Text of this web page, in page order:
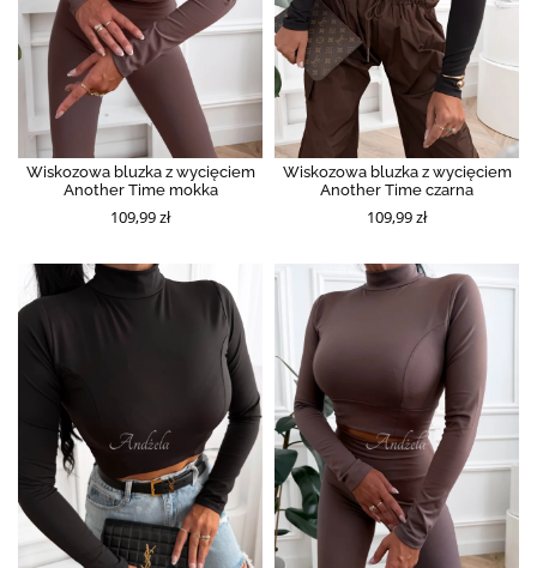
Wiskozowa bluzka z wycięciem
Another Time mokka
109,99 zł
Wiskozowa bluzka z wycięciem
Another Time czarna
109,99 zł